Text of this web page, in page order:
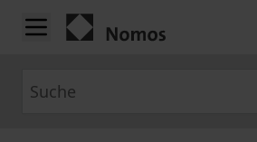
Zum Inhalt springen